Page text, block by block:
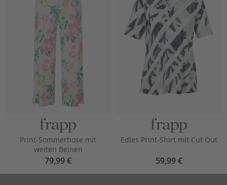
Print-Sommerhose mit
weiten Beinen
79,99 €
Edles Print-Shirt mit Cut Out
59,99 €